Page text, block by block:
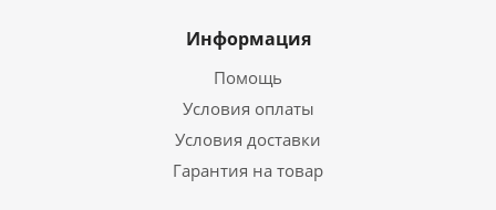
Информация
Помощь
Условия оплаты
Условия доставки
Гарантия на товар